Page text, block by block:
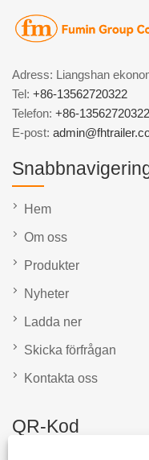
Adress: Liangshan
Tel: +86-13562720322
Telefon: +86-13562720322
E-post:
Hem
Om oss
Produkter
Nyheter
Ladda ner
Skicka förfrågan
Kontakta oss
QR-Kod